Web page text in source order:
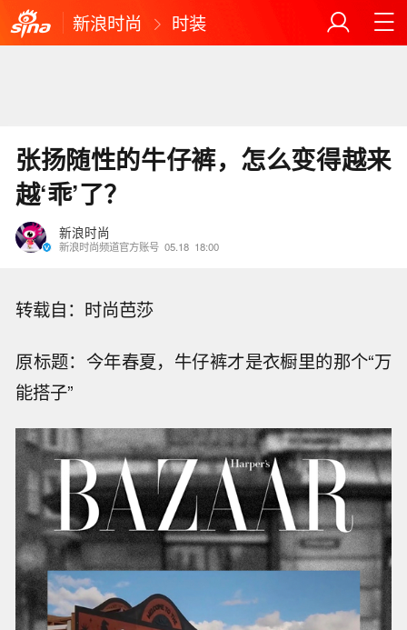
新浪时尚 时装
张扬随性的牛仔裤，怎么变得越来
越‘乖’了？
新浪时尚
新浪时尚频道官方账号 05.18 18:00
转载自：时尚芭莎
原标题：今年春夏，牛仔裤才是衣橱里的那个“万
能搭子”